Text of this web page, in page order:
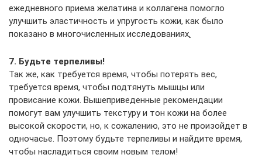
ежедневного приема желатина и коллагена помогло
улучшить эластичность и упругость кожи, как было
показано в многочисленных исследованиях.
7. Будьте терпеливы!
Так же, как требуется время, чтобы потерять вес,
требуется время, чтобы подтянуть мышцы или
провисание кожи. Вышеприведенные рекомендации
помогут вам улучшить текстуру и тон кожи на более
высокой скорости, но, к сожалению, это не произойдет в
одночасье. Поэтому будьте терпеливы и найдите время,
чтобы насладиться своим новым телом!